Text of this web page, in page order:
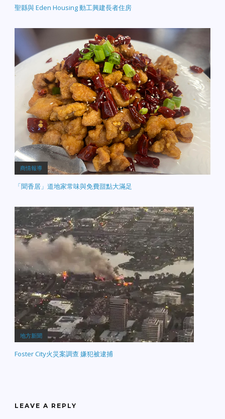
聖縣與 Eden Housing 動工興建長者住房
商情報導
「聞香居」道地家常味與免費甜點大滿足
地方新聞
Foster City火災案調查 嫌犯被逮捕
LEAVE A REPLY